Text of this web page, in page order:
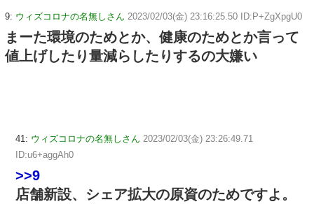
9: ウィズコロナの名無しさん 2023/02/03(金) 23:16:25.50 ID:P+ZgXpgU0
まーた環境のためとか、健康のためとか言って
値上げしたり量減らしたりするの大嫌い
41: ウィズコロナの名無しさん 2023/02/03(金) 23:26:49.71
ID:u6+aggAh0
>>9
店舗新設、シェア拡大の原資のためですよ。